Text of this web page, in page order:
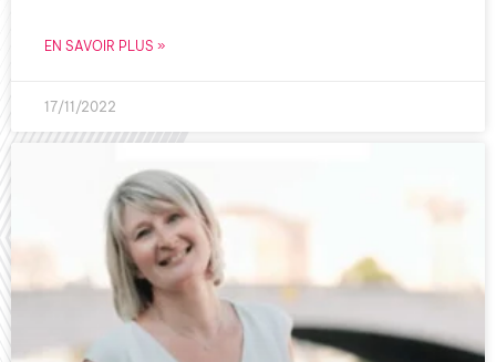
EN SAVOIR PLUS »
17/11/2022